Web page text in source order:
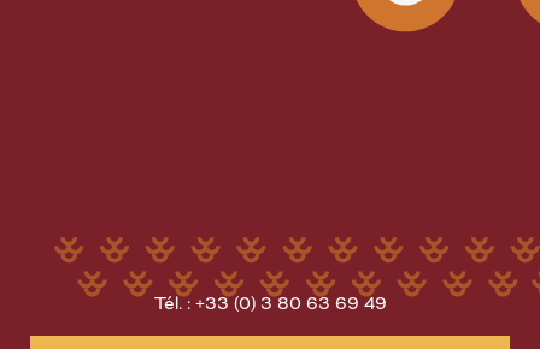
Tél. : +33 (0) 3 80 63 69 49